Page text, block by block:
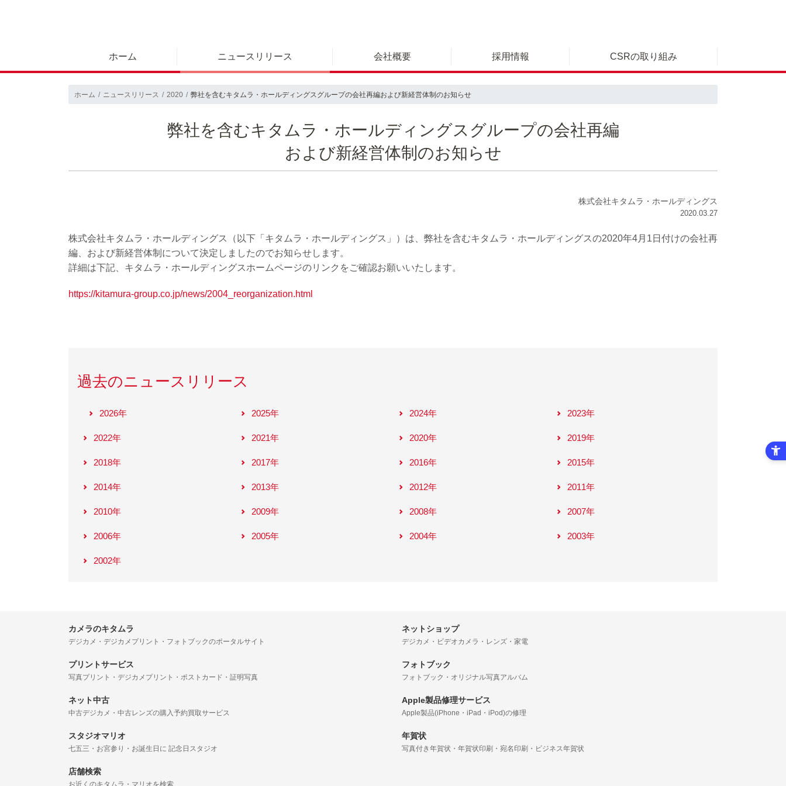
ホーム ニュースリリース 会社概要 採用情報 CSRの取り組み
ホーム ニュースリリース 2020 弊社を含むキタムラ・ホールディングスグループの会社再編および新経営体制のお知らせ
弊社を含むキタムラ・ホールディングスグループの会社再編
および新経営体制のお知らせ
株式会社キタムラ・ホールディングス
2020.03.27
株式会社キタムラ・ホールディングス（以下「キタムラ・ホールディングス」）は、弊社を含むキタムラ・ホールディングスの2020年4月1日付けの会社再
編、および新経営体制について決定しましたのでお知らせします。
詳細は下記、キタムラ・ホールディングスホームページのリンクをご確認お願いいたします。
https://kitamura-group.co.jp/news/2004_reorganization.html
過去のニュースリリース
2026年 2025年 2024年 2023年
2022年 2021年 2020年 2019年
2018年 2017年 2016年 2015年
2014年 2013年 2012年 2011年
2010年 2009年 2008年 2007年
2006年 2005年 2004年 2003年
2002年
カメラのキタムラ
デジカメ・デジカメプリント・フォトブックのポータルサイト
ネットショップ
デジカメ・ビデオカメラ・レンズ・家電
プリントサービス
写真プリント・デジカメプリント・ポストカード・証明写真
フォトブック
フォトブック・オリジナル写真アルバム
ネット中古
中古デジカメ・中古レンズの購入予約買取サービス
Apple製品修理サービス
Apple製品(iPhone・iPad・iPod)の修理
スタジオマリオ
七五三・お宮参り・お誕生日に 記念日スタジオ
年賀状
写真付き年賀状・年賀状印刷・宛名印刷・ビジネス年賀状
店舗検索
お近くのキタムラ・マリオを検索